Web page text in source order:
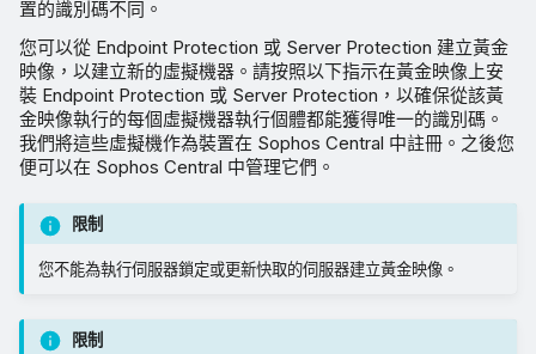
置的識別碼不同。
您可以從 Endpoint Protection 或 Server Protection 建立黃金
映像，以建立新的虛擬機器。請按照以下指示在黃金映像上安
裝 Endpoint Protection 或 Server Protection，以確保從該黃
金映像執行的每個虛擬機器執行個體都能獲得唯一的識別碼。
我們將這些虛擬機作為裝置在 Sophos Central 中註冊。之後您
便可以在 Sophos Central 中管理它們。
限制
您不能為執行伺服器鎖定或更新快取的伺服器建立黃金映像。
限制